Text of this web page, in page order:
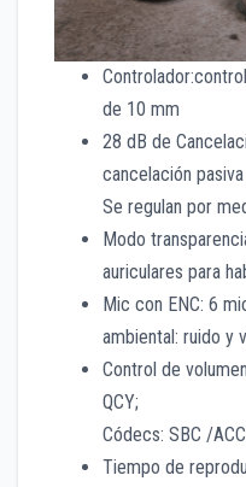
de 10 mm
28 dB de
cancelación
Se regulan por
Modo
auriculares para
Mic con ENC: 6
ambiental: ruido y
Control de
QCY;
Códecs: SBC /ACC
Tiempo de